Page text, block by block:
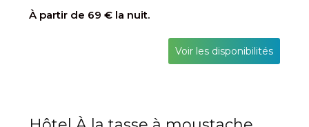
À partir de 69 € la nuit.
Voir les disponibilités